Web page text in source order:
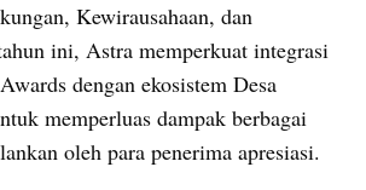
Kewirausahaan, dan
ini, Astra memperkuat integrasi
dengan ekosistem Desa
memperluas dampak berbagai
oleh para penerima apresiasi.